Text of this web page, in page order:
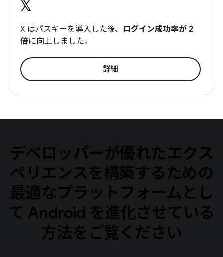
X はパスキーを導入した後、 ログイン成功率が 2
倍に向上しました。
詳細
デベロッパーが優れたエクス
ペリエンスを構築するための
最適なプラットフォームとし
て Android を進化させている
方法をご覧ください